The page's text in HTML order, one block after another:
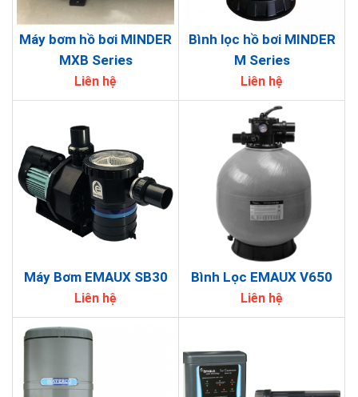
Máy bơm hồ bơi MINDER
MXB Series
Liên hệ
Bình lọc hồ bơi MINDER
M Series
Liên hệ
Máy Bơm EMAUX SB30
Liên hệ
Bình Lọc EMAUX V650
Liên hệ